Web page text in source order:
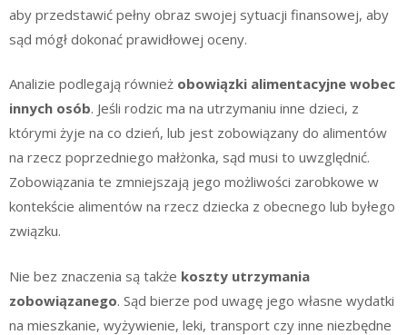
aby przedstawić pełny obraz swojej sytuacji finansowej, aby
sąd mógł dokonać prawidłowej oceny.
Analizie podlegają również obowiązki alimentacyjne wobec
innych osób. Jeśli rodzic ma na utrzymaniu inne dzieci, z
którymi żyje na co dzień, lub jest zobowiązany do alimentów
na rzecz poprzedniego małżonka, sąd musi to uwzględnić.
Zobowiązania te zmniejszają jego możliwości zarobkowe w
kontekście alimentów na rzecz dziecka z obecnego lub byłego
związku.
Nie bez znaczenia są także koszty utrzymania
zobowiązanego. Sąd bierze pod uwagę jego własne wydatki
na mieszkanie, wyżywienie, leki, transport czy inne niezbędne